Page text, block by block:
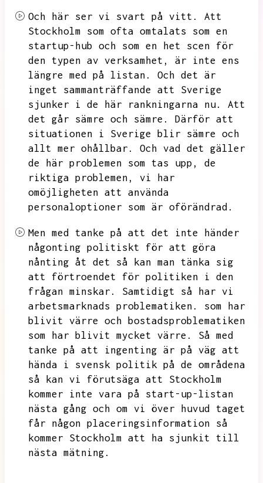
Och här ser vi svart på vitt.
Att
Stockholm som ofta omtalats som en
startup-hub och som en het scen för
den typen av verksamhet,
är inte ens
längre med på listan.
Och det är
inget sammanträffande att Sverige
sjunker i de här rankningarna nu.
Att
det går sämre och sämre.
Därför att
situationen i Sverige blir sämre och
allt mer ohållbar.
Och vad det gäller
de här problemen som tas upp,
de
riktiga problemen,
vi har
omöjligheten att använda
personaloptioner som är oförändrad.
Men med tanke på att det inte händer
någonting politiskt för att göra
nånting åt det så kan man tänka sig
att förtroendet för politiken i den
frågan minskar.
Samtidigt så har vi
arbetsmarknads problematiken.
som har
blivit värre och bostadsproblematiken
som har blivit mycket värre.
Så med
tanke på att ingenting är på väg att
hända i svensk politik på de områdena
så kan vi förutsäga att Stockholm
kommer inte vara på start-up-listan
nästa gång och om vi över huvud taget
får någon placeringsinformation så
kommer Stockholm att ha sjunkit till
nästa mätning.